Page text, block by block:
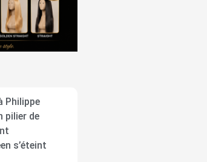
Philippe
pilier de
s’éteint